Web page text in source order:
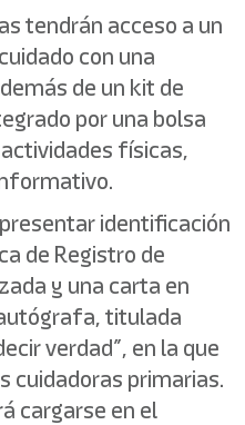
tendrán acceso a un
con una
de un kit de
por una bolsa
físicas,
identificación
de Registro de
y una carta en
titulada
verdad”, en la que
cuidadoras primarias.
cargarse en el